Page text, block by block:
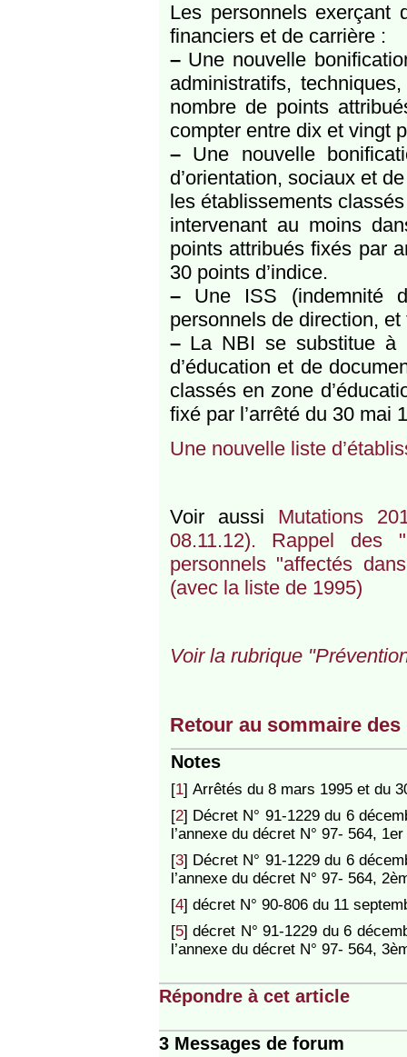
Les personnels exerçant
financiers et de carrière :
–Une nouvelle
administratifs,
nombre de points
compter entre dix et vingt
–Une nouvelle
d’orientation, sociaux et
les établissements
intervenant au moins
points attribués fixés par
30 points d’indice.
–Une ISS (indemnité
personnels de direction,
–La NBI se substitue à
d’éducation et de
classés en zone
fixé par l’arrêté du 30 mai
Une nouvelle liste
Voir aussi Mutations
08.11.12). Rappel des
personnels "affectés
(avec la liste de 1995)
Voir la rubrique
Retour au sommaire des
Notes
[1] Arrêtés du 8 mars 1995 et du
[2] Décret N° 91-1229 du 6
l’annexe du décret N° 97- 564,
[3] Décret N° 91-1229 du 6
l’annexe du décret N° 97- 564,
[4] décret N° 90-806 du 11
[5]décret N° 91-1229 du 6
l’annexe du décret N° 97- 564,
Répondre à cet article
3 Messages de forum